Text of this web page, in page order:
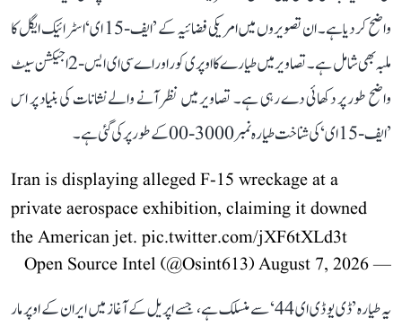
واضح کر دیا ہے۔ ان تصویروں میں امریکی فضائیہ کے ’ایف-15 ای‘ اسٹرائیک ایگل کا
ملبہ بھی شامل ہے۔ تصاویر میں طیارے کا اوپری کور اور اے سی ای ایس-2 اجیکشن سیٹ
واضح طور پر دکھائی دے رہی ہے۔ تصاویر میں نظر آنے والے نشانات کی بنیاد پر اس
’ایف-15 ای‘ کی شناخت طیارہ نمبر3000-00 کے طور پر کی گئی ہے۔
Iran is displaying alleged F-15 wreckage at a
private aerospace exhibition, claiming it downed
the American jet. pic.twitter.com/jXF6tXLd3t
— Open Source Intel (@Osint613)
August 7, 2026
یہ طیارہ ’ڈی یو ڈی ای 44‘ سے منسلک ہے، جسے اپریل کے آغاز میں ایران کے اوپر مار